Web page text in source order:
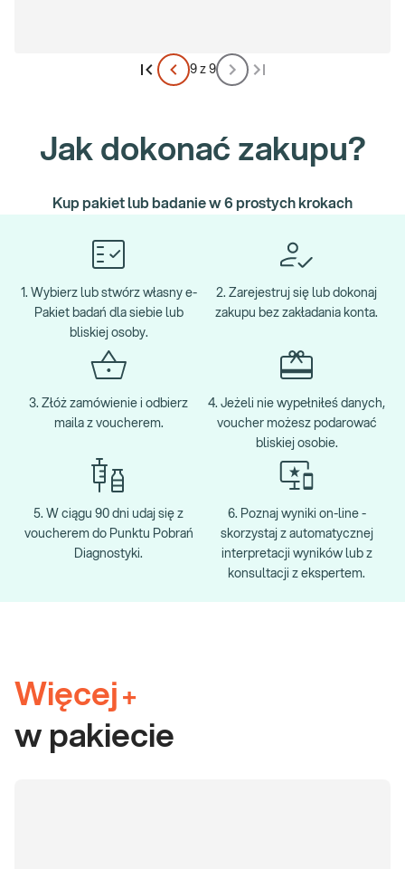
9 z 9
Jak dokonać zakupu?
Kup pakiet lub badanie w 6 prostych krokach
1. Wybierz lub stwórz własny e-
Pakiet badań dla siebie lub
bliskiej osoby.
2. Zarejestruj się lub dokonaj
zakupu bez zakładania konta.
3. Złóż zamówienie i odbierz
maila z voucherem.
4. Jeżeli nie wypełniłeś danych,
voucher możesz podarować
bliskiej osobie.
5. W ciągu 90 dni udaj się z
voucherem do Punktu Pobrań
Diagnostyki.
6. Poznaj wyniki on-line -
skorzystaj z automatycznej
interpretacji wyników lub z
konsultacji z ekspertem.
Więcej +
w pakiecie